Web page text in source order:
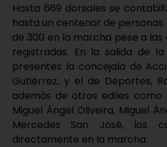
Hasta 669 dorsales se
hasta un centenar de
de 300 en la marcha pese a
registradas. En la salida de
presentes la concejala de
Gutiérrez, y el de Deportes,
además de otros ediles como
Miguel Ángel Oliveira, Miguel
Mercedes San José, los
directamente en la marcha.